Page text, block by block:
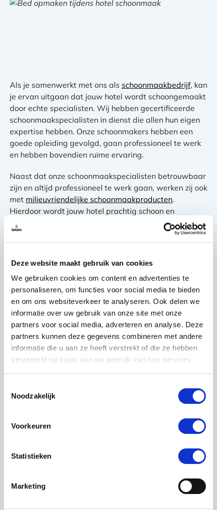
Deze website maakt gebruik van cookies
We gebruiken cookies om content en advertenties te
personaliseren, om functies voor social media te bieden
en om ons websiteverkeer te analyseren. Ook delen we
informatie over uw gebruik van onze site met onze
partners voor social media, adverteren en analyse. Deze
partners kunnen deze gegevens combineren met andere
informatie die u aan ze heeft verstrekt of die ze hebben
verzameld op basis van uw gebruik van hun services.
Noodzakelijk
Voorkeuren
Statistieken
Marketing
Als je samenwerkt met ons als schoonmaakbedrijf, kan
je ervan uitgaan dat jouw hotel wordt schoongemaakt
door echte specialisten. Wij hebben gecertificeerde
schoonmaakspecialisten in dienst die allen hun eigen
expertise hebben. Onze schoonmakers hebben een
goede opleiding gevolgd, gaan professioneel te werk
en hebben bovendien ruime ervaring.
Naast dat onze schoonmaakspecialisten betrouwbaar
zijn en altijd professioneel te werk gaan, werken zij ook
met milieuvriendelijke schoonmaakproducten.
Hierdoor wordt jouw hotel prachtig schoon en
Wil je weten wat Balans Schoonmaak voor jou kan
kaan je een vrijblijvende offerte aanvragen of contact
met ons opnemen.